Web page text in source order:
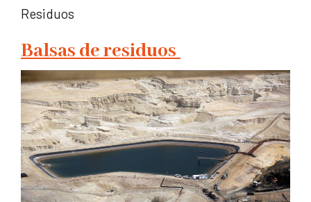
Residuos
Balsas de residuos